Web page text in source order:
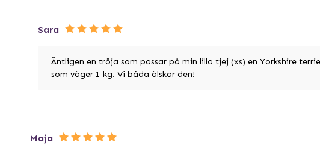
Sara
Äntligen en tröja som passar på min lilla tjej (xs) en Yorkshire
som väger 1 kg. Vi båda älskar den!
Maja